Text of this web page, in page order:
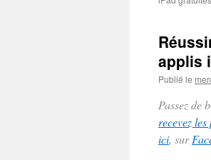
applis
Publié le
Passez de
recevez
ici, sur